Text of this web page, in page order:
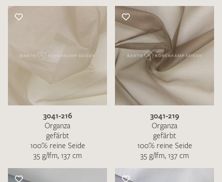
3041-216
Organza
gefärbt
100% reine Seide
35 g/lfm, 137 cm
3041-219
Organza
gefärbt
100% reine Seide
35 g/lfm, 137 cm